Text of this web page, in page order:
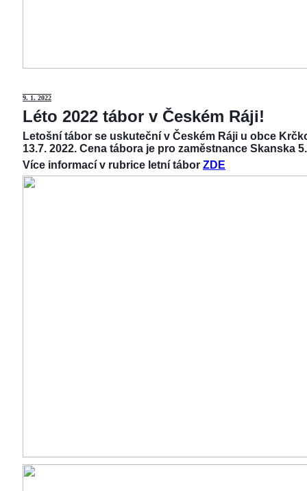
9. 1. 2022
Léto 2022 tábor v Českém Ráji!
Letošní tábor se uskuteční v Českém Ráji u obce
13.7. 2022. Cena tábora je pro zaměstnance Skanska
Více informací v rubrice letní tábor ZDE